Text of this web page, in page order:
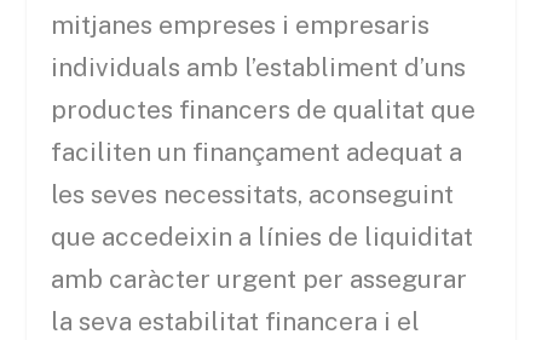
mitjanes empreses i empresaris
individuals amb l’establiment d’uns
productes financers de qualitat que
faciliten un finançament adequat a
les seves necessitats, aconseguint
que accedeixin a línies de liquiditat
amb caràcter urgent per assegurar
la seva estabilitat financera i el